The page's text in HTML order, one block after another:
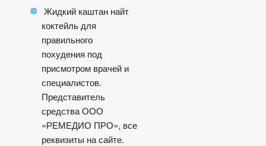
Жидкий каштан найт
коктейль для
правильного
похудения под
присмотром врачей и
специалистов.
Представитель
средства ООО
«РЕМЕДИО ПРО», все
реквизиты на сайте.